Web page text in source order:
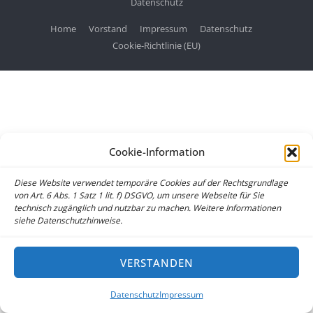
Cookie-Information
Diese Website verwendet temporäre Cookies auf der Rechtsgrundlage
von Art. 6 Abs. 1 Satz 1 lit. f) DSGVO, um unsere Webseite für Sie
technisch zugänglich und nutzbar zu machen. Weitere Informationen
siehe Datenschutzhinweise.
VERSTANDEN
DatenschutzImpressum
Home Vorstand Impressum
Datenschutz
Cookie-Richtlinie (EU)